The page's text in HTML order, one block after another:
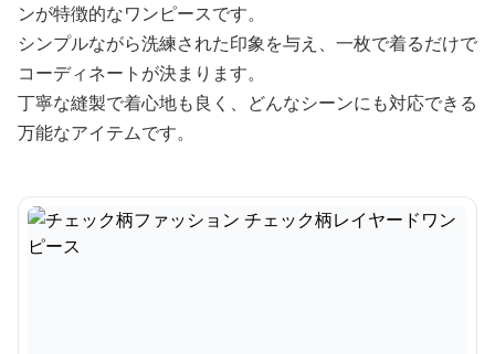
ンが特徴的なワンピースです。
シンプルながら洗練された印象を与え、一枚で着るだけで
コーディネートが決まります。
丁寧な縫製で着心地も良く、どんなシーンにも対応できる
万能なアイテムです。